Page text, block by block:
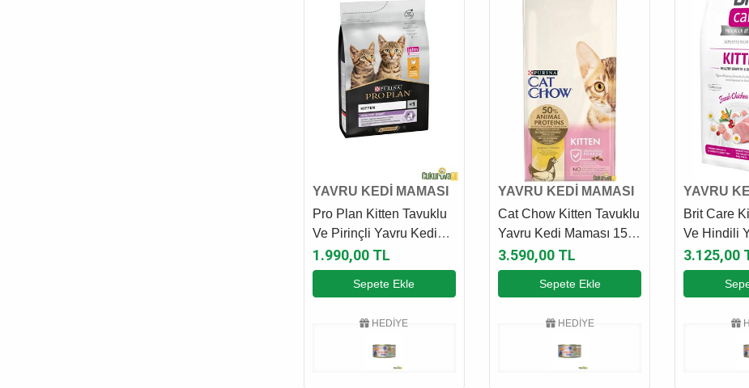
YAVRU KEDİ MAMASI
Pro Plan Kitten Tavuklu
Ve Pirinçli Yavru Kedi
Maması 3 Kg
1.990,00 TL
Sepete Ekle
HEDİYE
YAVRU KEDİ MAMASI
Cat Chow Kitten Tavuklu
Yavru Kedi Maması 15
Kg
3.590,00 TL
Sepete Ekle
HEDİYE
YAVRU
Brit Care
Ve Hindili
Maması 7
3.125,00